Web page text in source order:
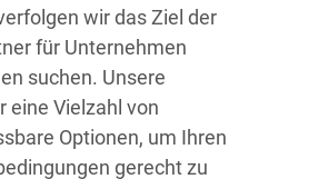
wir das Ziel der
für Unternehmen
suchen. Unsere
eine Vielzahl von
Optionen, um Ihren
gerecht zu